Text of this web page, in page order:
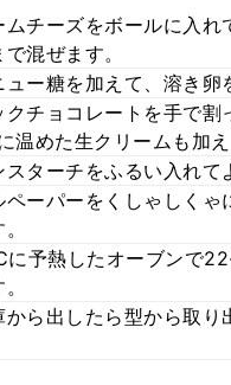
ムチーズをボールに入
混ぜます。
ュー糖を加えて、溶き卵
クチョコレートを手で
めた生クリームも加え
スターチをふるい入れて
ペーパーをくしゃしく
予熱したオーブンで
から出したら型から取り